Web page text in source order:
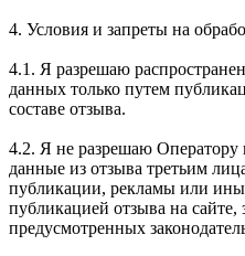
4. Условия и запреты на
4.1. Я разрешаю
данных только путем
составе отзыва.
4.2. Я не разрешаю Оператору
данные из отзыва третьим
публикации, рекламы или
публикацией отзыва на сайте,
предусмотренных